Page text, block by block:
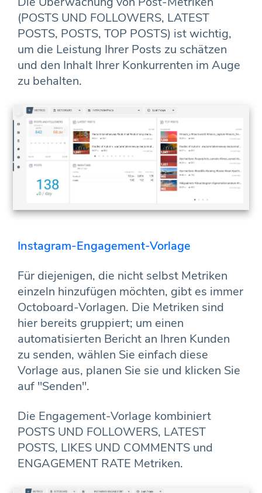
(POSTS UND FOLLOWERS, LATEST
POSTS, POSTS, TOP POSTS) ist wichtig,
um die Leistung Ihrer Posts zu schätzen
und den Inhalt Ihrer Konkurrenten im Auge
zu behalten.
Instagram-Engagement-Vorlage
Für diejenigen, die nicht selbst Metriken
einzeln hinzufügen möchten, gibt es immer
Octoboard-Vorlagen. Die Metriken sind
hier bereits gruppiert; um einen
automatisierten Bericht an Ihren Kunden
zu senden, wählen Sie einfach diese
Vorlage aus, planen Sie sie und klicken Sie
auf "Senden".
Die Engagement-Vorlage kombiniert
POSTS UND FOLLOWERS, LATEST
POSTS, LIKES UND COMMENTS und
ENGAGEMENT RATE Metriken.